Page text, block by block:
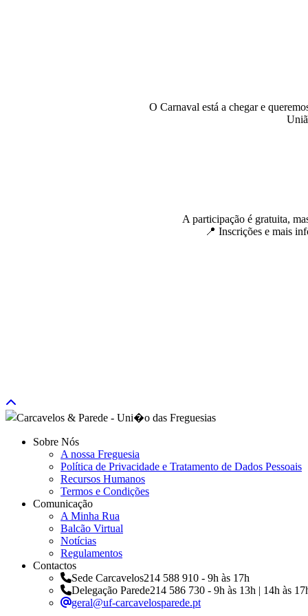
O Carnaval está a chegar e
A participação é gratuita,
📍 Inscrições e mais
Sobre Nós
A nossa Freguesia
Política de Privacidade e Tratamento de Dados Pessoais
Recursos Humanos
Termos e Condições
Comunicação
A Minha Rua
Balcão Virtual
Notícias
Regulamentos
Contactos
Sede Carcavelos214 588 910 - 9h às 17h
Delegação Parede214 586 730 - 9h às 13h | 14h às
geral@uf-carcavelosparede.pt